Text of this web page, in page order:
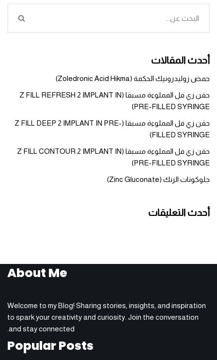
أحدث المقالات
حمض زوليدرونيك الحكمة (Zoledronic Acid Hikma)
حقن زي فل المملوءة مسبقا (Z FILL REFRESH 2 IMPLANT IN
PRE-FILLED SYRINGE)
حقن زي فل المملوءة مسبقا (Z FILL DEEP 2 IMPLANT IN PRE-
FILLED SYRINGE)
حقن زي فل المملوءة مسبقا (Z FILL CONTOUR 2 IMPLANT IN
PRE-FILLED SYRINGE)
جلوكونات الزنك (Zinc Gluconate)
أحدث التعليقات
About Me
Welcome to my Blog! Sharing stories, insights, and inspiration
to spark your creativity and curiosity. Join the conversation
and stay connected.
Popular Posts